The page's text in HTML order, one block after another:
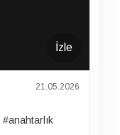
İzle
21.05.2026